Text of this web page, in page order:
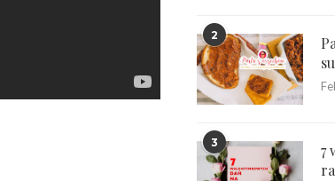
2
3
7